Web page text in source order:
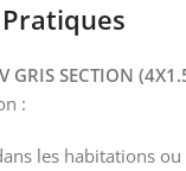
GRIS SECTION
:
les habitations